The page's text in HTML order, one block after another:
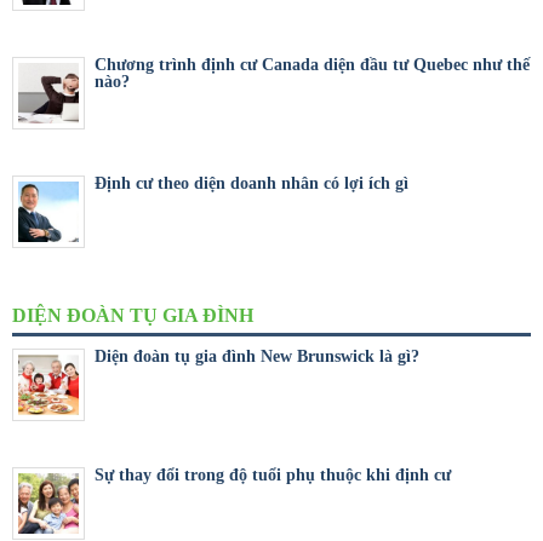
Chương trình định cư Canada diện đầu tư Quebec như thế
nào?
Định cư theo diện doanh nhân có lợi ích gì
DIỆN ĐOÀN TỤ GIA ĐÌNH
Diện đoàn tụ gia đình New Brunswick là gì?
Sự thay đổi trong độ tuổi phụ thuộc khi định cư